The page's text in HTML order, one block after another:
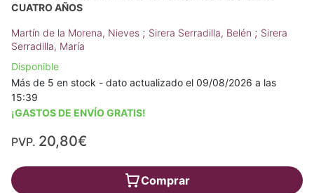
CUATRO AÑOS
Martín de la Morena, Nieves ; Sirera Serradilla, Belén ; Sirera
Serradilla, María
Disponible
Más de 5 en stock - dato actualizado el 09/08/2026 a las
15:39
¡GASTOS DE ENVÍO GRATIS!
PVP. 20,80€
Comprar